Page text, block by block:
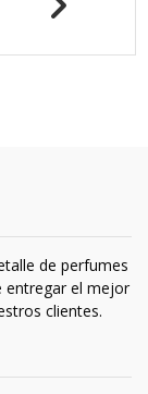
de perfumes
entregar el mejor
clientes.